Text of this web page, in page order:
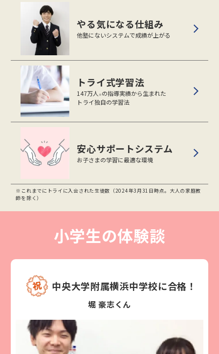
やる気になる仕組み
他塾にないシステムで成績が上がる
トライ式学習法
147万人 ※ の指導実績から生まれた
トライ独自の学習法
安心サポートシステム
お子さまの学習に最適な環境
※これまでにトライに入会された生徒数（2024年3月31日時点。大人の家庭教
師を除く）
小学生の体験談
中央大学附属横浜中学校に合格！
堀 豪志くん